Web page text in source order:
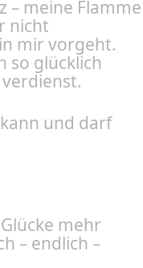
– meine Flamme
nicht
mir vorgeht.
so glücklich
und darf
mehr
– endlich –